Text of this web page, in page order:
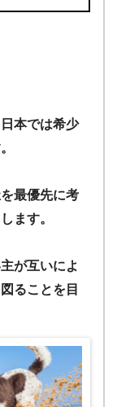
本では希少
最優先に考
ます。
が互いによ
ることを目